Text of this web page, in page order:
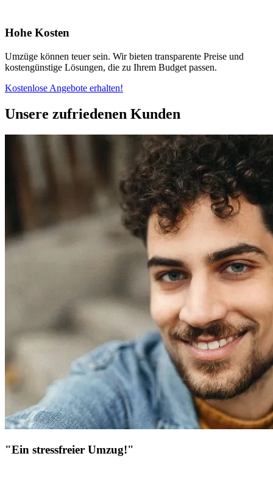
Hohe Kosten
Umzüge können teuer sein. Wir bieten transparente Preise und
kostengünstige Lösungen, die zu Ihrem Budget passen.
Kostenlose Angebote erhalten!
Unsere zufriedenen Kunden
"Ein stressfreier Umzug!"